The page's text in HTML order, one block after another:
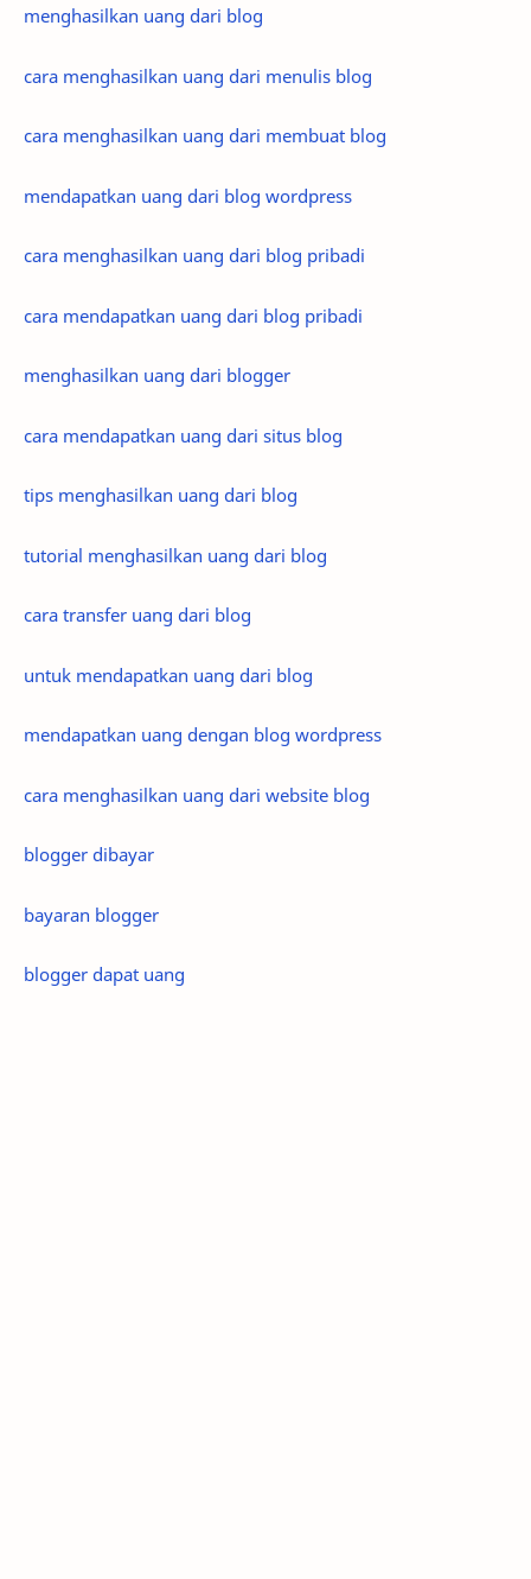
menghasilkan uang dari blog
cara menghasilkan uang dari menulis blog
cara menghasilkan uang dari membuat blog
mendapatkan uang dari blog wordpress
cara menghasilkan uang dari blog pribadi
cara mendapatkan uang dari blog pribadi
menghasilkan uang dari blogger
cara mendapatkan uang dari situs blog
tips menghasilkan uang dari blog
tutorial menghasilkan uang dari blog
cara transfer uang dari blog
untuk mendapatkan uang dari blog
mendapatkan uang dengan blog wordpress
cara menghasilkan uang dari website blog
blogger dibayar
bayaran blogger
blogger dapat uang